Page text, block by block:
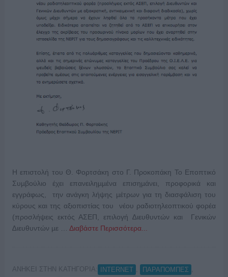
Η επιστολή του Θ. Φορτσάκη στο Γ. Προκοπάκη Το Εποπτικό
Συµβούλιο έχει επανειληµµένα επισηµάνει, προφορικά και
εγγράφως, την ανάγκη λήψης µέτρων για τη διασφάλιση του
κύρους και της αξιοπιστίας του νέου ραδιοτηλεοπτικού φορέα
(προσλήψεις εκτός ΑΣΕΠ, επιλογή ∆ιευθυντών και Γενικών
∆ιευθυντών µε … Διαβάστε Περισσότερα...
ΑΝΗΚΕΙ ΣΤΗΝ ΚΑΤΗΓΟΡΙΑ: INTERNET ΠΑΡΑΠΟΜΠΕΣ